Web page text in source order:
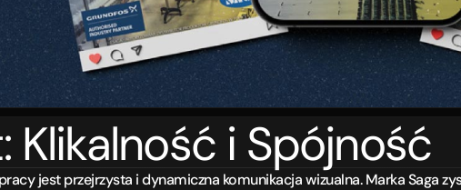
Klikalność i Spójność
jest przejrzysta i dynamiczna komunikacja wizualna. Marka Saga